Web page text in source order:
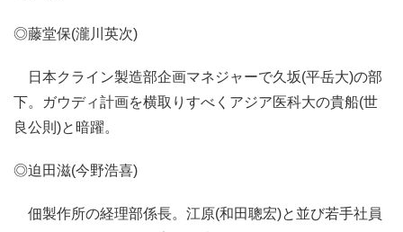
◎藤堂保(瀧川英次)
日本クライン製造部企画マネジャーで久坂(平岳大)の部
下。ガウディ計画を横取りすべくアジア医科大の貴船(世
良公則)と暗躍。
◎迫田滋(今野浩喜)
佃製作所の経理部係長。江原(和田聰宏)と並び若手社員